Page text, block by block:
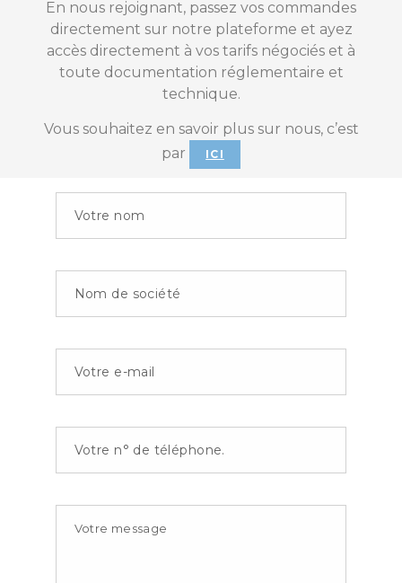
En nous rejoignant, passez vos commandes
directement sur notre plateforme et ayez
accès directement à vos tarifs négociés et à
toute documentation réglementaire et
technique.
Vous souhaitez en savoir plus sur nous, c’est
par
ICI